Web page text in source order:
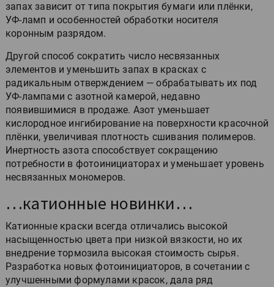
запах зависит от типа покрытия бумаги или плёнки,
УФ-ламп и особенностей обработки носителя
коронным разрядом.
Другой способ сократить число несвязанных
элементов и уменьшить запах в красках с
радикальным отверждением — обрабатывать их под
УФ-лампами с азотной камерой, недавно
появившимися в продаже. Азот уменьшает
кислородное ингибирование на поверхности красочной
плёнки, увеличивая плотность сшивания полимеров.
Инертность азота способствует сокращению
потребности в фотоинициаторах и уменьшает уровень
несвязанных мономеров.
…катионные новинки…
Катионные краски всегда отличались высокой
насыщенностью цвета при низкой вязкости, но их
внедрение тормозила высокая стоимость сырья.
Разработка новых фотоинициаторов, в сочетании с
улучшенными формулами красок, дала ряд